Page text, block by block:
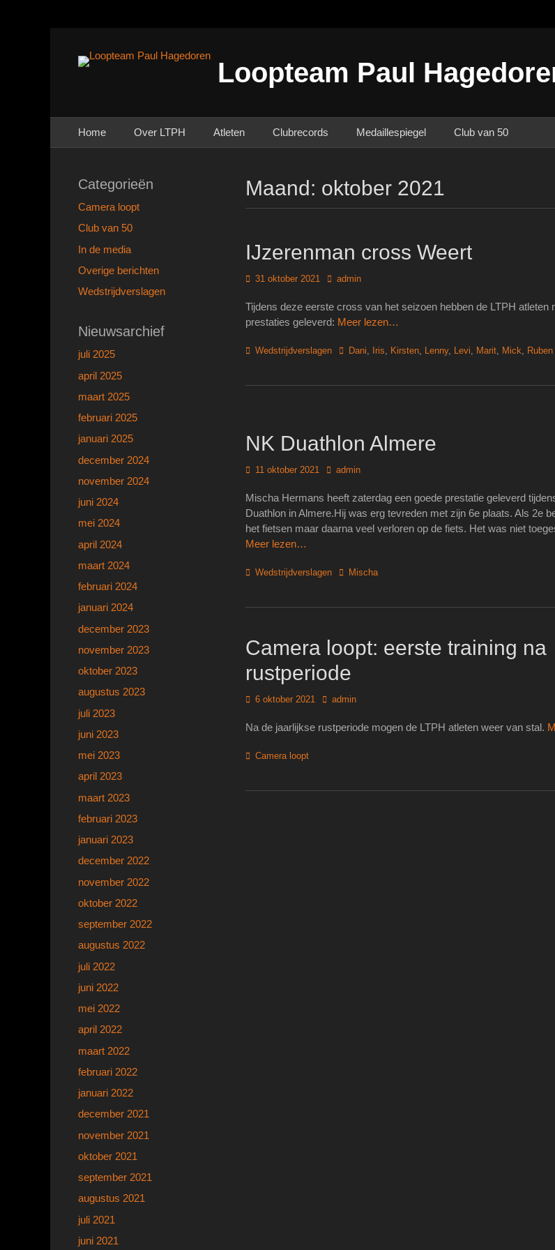
Loopteam Paul
Primair menu
naar
Home Over LTPH Atleten Clubrecords Medaillespiegel Club van 50
Maand: oktober 2021
IJzerenman cross Weert
Geplaatst
31 oktober 2021 Author
admin
Tijdens deze eerste cross van het seizoen hebben de LTPH atleten
prestaties geleverd: Meer lezen…
Categorieën
Wedstrijdverslagen TagsDani, Iris, Kirsten, Lenny, Levi, Marit, Mick, Ruben
NK Duathlon Almere
Geplaatst
11 oktober 2021 Author
admin
Mischa Hermans heeft zaterdag een goede prestatie geleverd
Duathlon in Almere.Hij was erg tevreden met zijn 6e plaats. Als 2e
het fietsen maar daarna veel verloren op de fiets. Het was niet
Meer lezen…
Categorieën
Wedstrijdverslagen TagsMischa
Camera loopt: eerste training na
rustperiode
Geplaatst
6 oktober 2021 Author
admin
Na de jaarlijkse rustperiode mogen de LTPH atleten weer van stal.
Categorieën
Camera loopt
Categorieën
Camera loopt
Club van 50
In de media
Overige berichten
Wedstrijdverslagen
Nieuwsarchief
juli 2025
april 2025
maart 2025
februari 2025
januari 2025
december 2024
november 2024
juni 2024
mei 2024
april 2024
maart 2024
februari 2024
januari 2024
december 2023
november 2023
oktober 2023
augustus 2023
juli 2023
juni 2023
mei 2023
april 2023
maart 2023
februari 2023
januari 2023
december 2022
november 2022
oktober 2022
september 2022
augustus 2022
juli 2022
juni 2022
mei 2022
april 2022
maart 2022
februari 2022
januari 2022
december 2021
november 2021
oktober 2021
september 2021
augustus 2021
juli 2021
juni 2021